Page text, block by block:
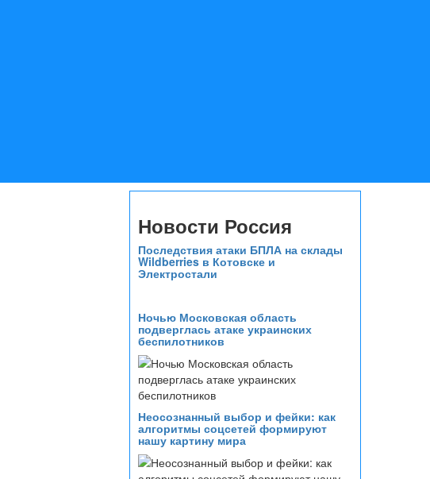
Новости Россия
Последствия атаки БПЛА на склады
Wildberries в Котовске и
Электростали
Ночью Московская область
подверглась атаке украинских
беспилотников
Неосознанный выбор и фейки: как
алгоритмы соцсетей формируют
нашу картину мира